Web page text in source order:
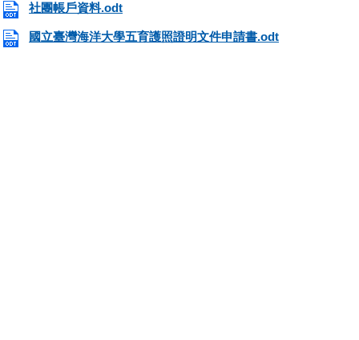
社團帳戶資料.odt
國立臺灣海洋大學五育護照證明文件申請書.odt